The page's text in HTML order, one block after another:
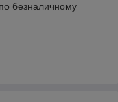
безналичному